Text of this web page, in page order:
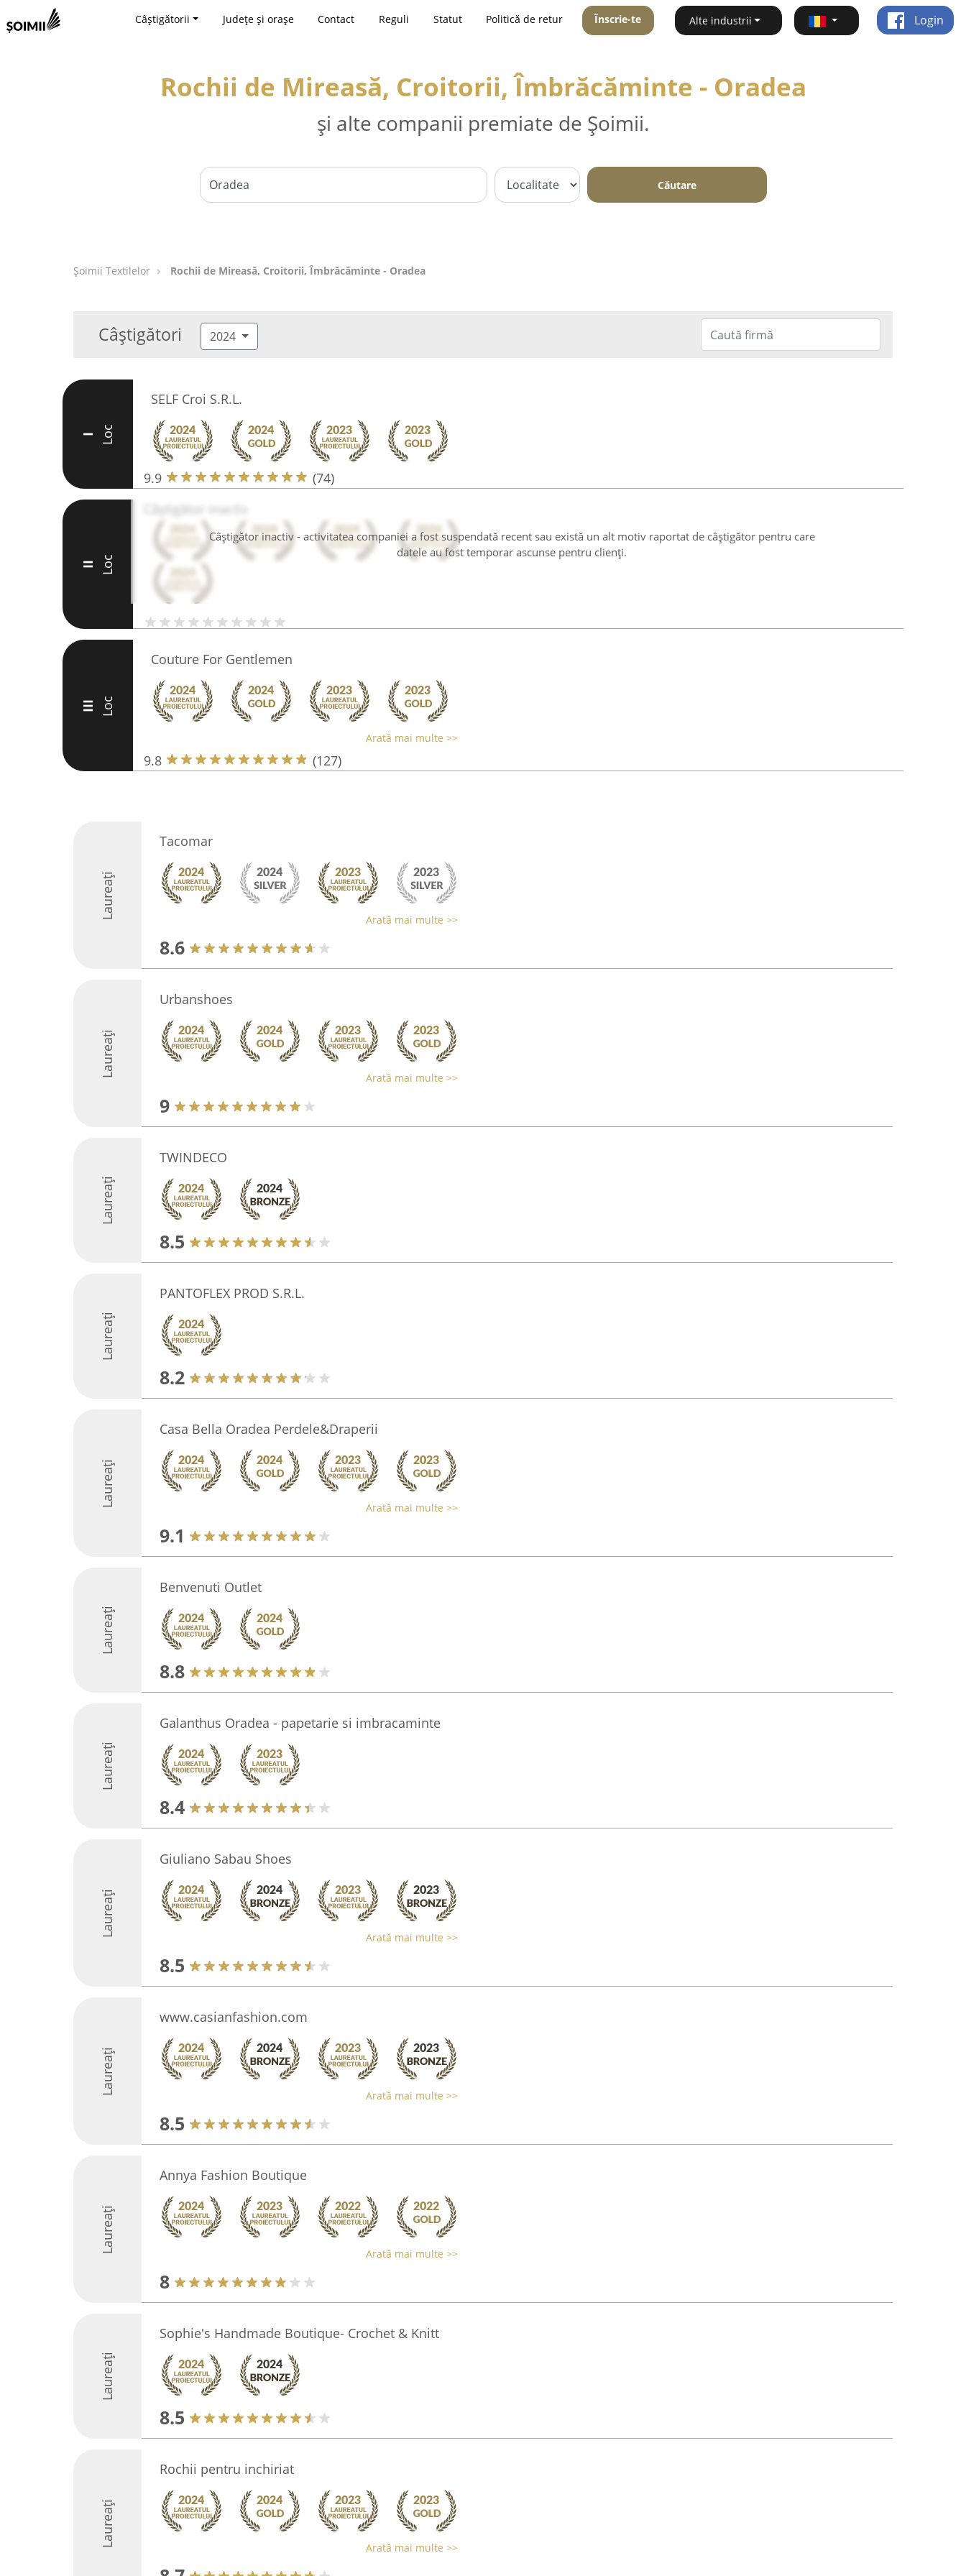
Câștigătorii Județe și orașe Contact Reguli Statut Politică de retur Înscrie-te Alte industrii Login
Rochii de Mireasă, Croitorii, Îmbrăcăminte - Oradea
și alte companii premiate de Șoimii.
Căutare
Șoimii Textilelor Rochii de Mireasă, Croitorii, Îmbrăcăminte - Oradea
Câștigători 2024
I Loc
SELF Croi S.R.L.
9.9 (74)
Câștigător inactiv - activitatea companiei a fost suspendată recent sau există un alt motiv raportat de câștigător pentru care
datele au fost temporar ascunse pentru clienți.
II Loc
Câștigător inactiv
III Loc
Couture For Gentlemen
Arată mai multe >>
9.8 (127)
Laureați
Tacomar
Arată mai multe >>
8.6
Laureați
Urbanshoes
Arată mai multe >>
9
Laureați
TWINDECO
8.5
Laureați
PANTOFLEX PROD S.R.L.
8.2
Laureați
Casa Bella Oradea Perdele&Draperii
Arată mai multe >>
9.1
Laureați
Benvenuti Outlet
8.8
Laureați
Galanthus Oradea - papetarie si imbracaminte
8.4
Laureați
Giuliano Sabau Shoes
Arată mai multe >>
8.5
Laureați
www.casianfashion.com
Arată mai multe >>
8.5
Laureați
Annya Fashion Boutique
Arată mai multe >>
8
Laureați
Sophie's Handmade Boutique- Crochet & Knitt
8.5
Laureați
Rochii pentru inchiriat
Arată mai multe >>